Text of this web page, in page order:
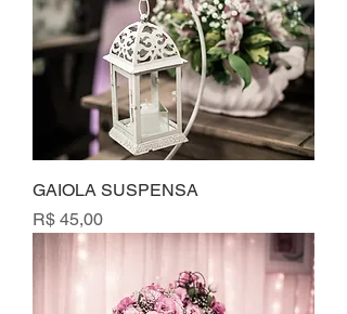
GAIOLA SUSPENSA
Preço
R$ 45,00